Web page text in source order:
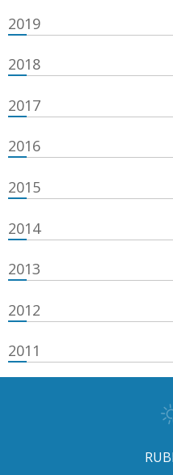
2019
2018
2017
2016
2015
2014
2013
2012
2011